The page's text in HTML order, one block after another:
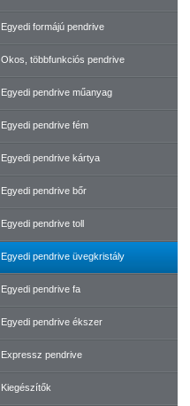
Egyedi formájú pendrive
Okos, többfunkciós pendrive
Egyedi pendrive műanyag
Egyedi pendrive fém
Egyedi pendrive kártya
Egyedi pendrive bőr
Egyedi pendrive toll
Egyedi pendrive üvegkristály
Egyedi pendrive fa
Egyedi pendrive ékszer
Expressz pendrive
Kiegészítők